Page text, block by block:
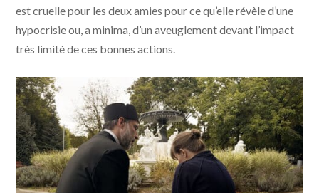
est cruelle pour les deux amies pour ce qu’elle révèle d’une
hypocrisie ou, a minima, d’un aveuglement devant l’impact
très limité de ces bonnes actions.